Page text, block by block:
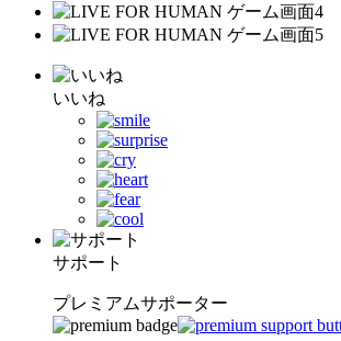
いいね
サポート
プレミアムサポーター